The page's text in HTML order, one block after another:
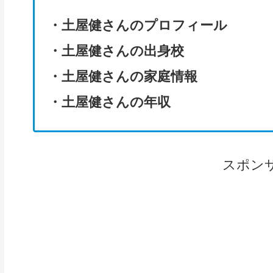
・土屋健さんのプロフィール
・土屋健さんの出身校
・土屋健さんの家庭情報
・土屋健さんの年収
スポン